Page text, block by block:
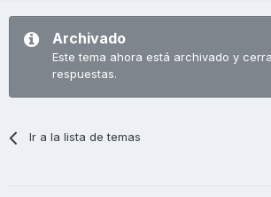
Archivado
Este tema ahora está archivado y
respuestas.
Ir a la lista de temas